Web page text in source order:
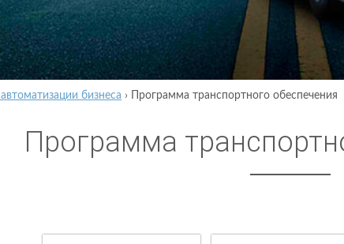
бизнеса › Программа транспортного обеспечения
Программа